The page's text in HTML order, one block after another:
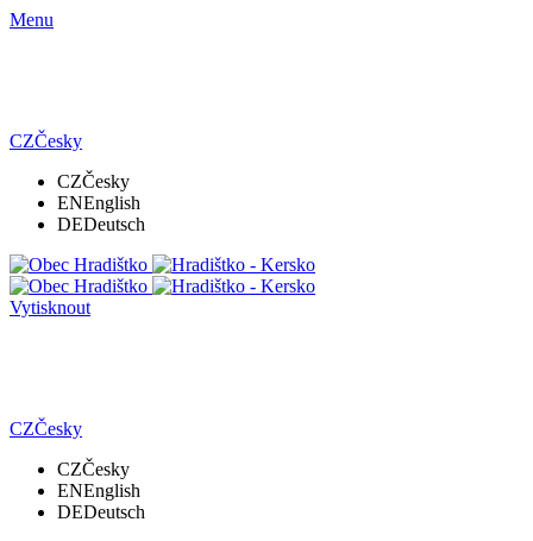
Menu
CZČesky
CZČesky
ENEnglish
DEDeutsch
Vytisknout
CZČesky
CZČesky
ENEnglish
DEDeutsch